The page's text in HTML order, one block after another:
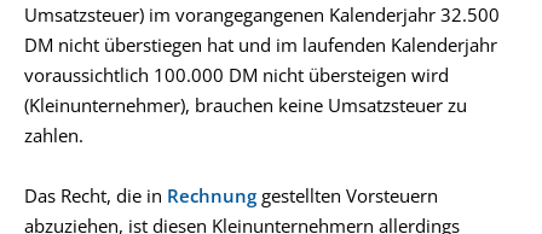
Umsatzsteuer) im vorangegangenen Kalenderjahr 32.500
DM nicht überstiegen hat und im laufenden Kalenderjahr
voraussichtlich 100.000 DM nicht übersteigen wird
(Kleinunternehmer), brauchen keine Umsatzsteuer zu
zahlen.
Das Recht, die in Rechnung gestellten Vorsteuern
abzuziehen, ist diesen Kleinunternehmern allerdings